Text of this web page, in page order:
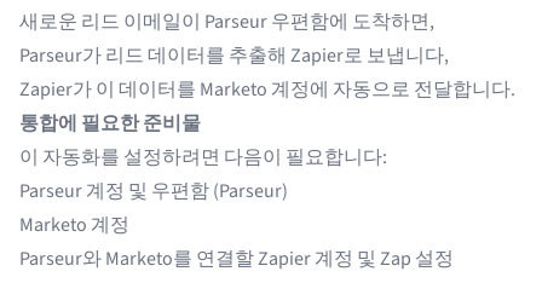
새로운 리드 이메일이 Parseur 우편함에 도착하면,
Parseur가 리드 데이터를 추출해 Zapier로 보냅니다,
Zapier가 이 데이터를 Marketo 계정에 자동으로 전달합니다.
통합에 필요한 준비물
이 자동화를 설정하려면 다음이 필요합니다:
Parseur 계정 및 우편함 (Parseur)
Marketo 계정
Parseur와 Marketo를 연결할Zapier계정 및 Zap 설정